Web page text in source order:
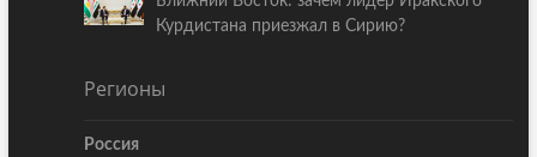
Курдистана приезжал в Сирию?
Регионы
Россия